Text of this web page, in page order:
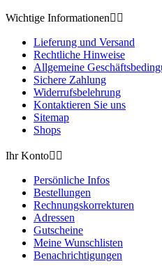
Wichtige Informationen 
Lieferung und Versand
Rechtliche Hinweise
Allgemeine
Sichere Zahlung
Widerrufsbelehrung
Kontaktieren Sie uns
Sitemap
Shops
Ihr Konto 
Persönliche Infos
Bestellungen
Rechnungskorrekturen
Adressen
Gutscheine
Meine Wunschlisten
Benachrichtigungen